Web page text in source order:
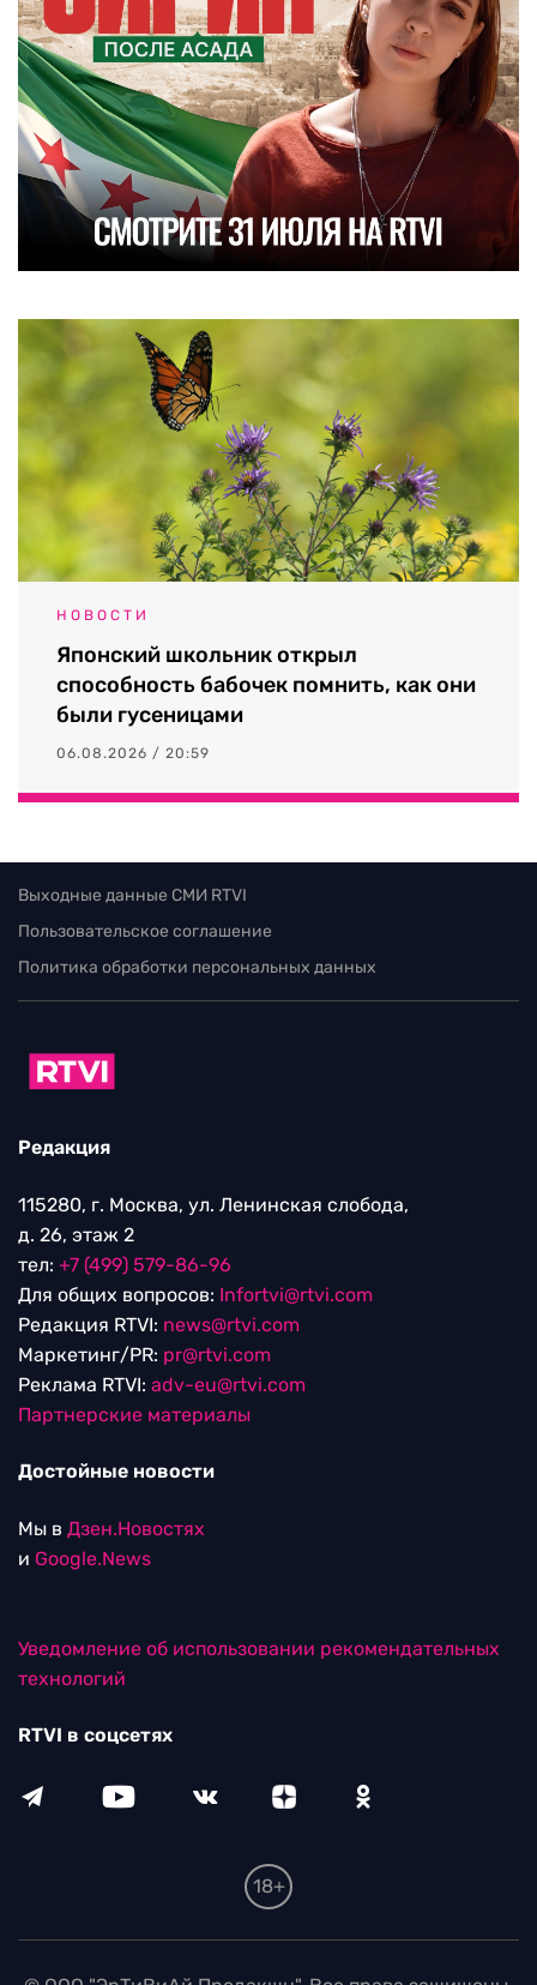
НОВОСТИ
Японский школьник открыл
способность бабочек помнить, как они
были гусеницами
06.08.2026 / 20:59
Выходные данные СМИ RTVI
Пользовательское соглашение
Политика обработки персональных данных
Редакция
115280, г. Москва, ул. Ленинская слобода,
д. 26, этаж 2
тел: +7 (499) 579-86-96
Для общих вопросов: Infortvi@rtvi.com
Редакция RTVI: news@rtvi.com
Маркетинг/PR: pr@rtvi.com
Реклама RTVI: adv-eu@rtvi.com
Партнерские материалы
Достойные новости
Мы в Дзен.Новостях
и Google.News
Уведомление об использовании рекомендательных
технологий
RTVI в соцсетях
18+